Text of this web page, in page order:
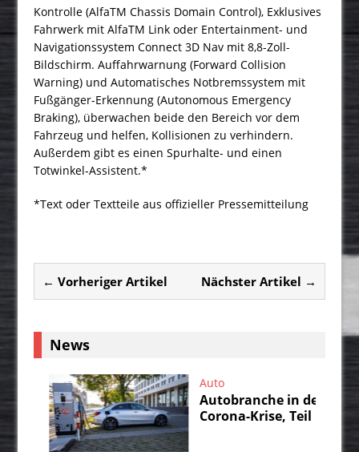
Kontrolle (AlfaTM Chassis Domain Control), Exklusives
Fahrwerk mit AlfaTM Link oder Entertainment- und
Navigationssystem Connect 3D Nav mit 8,8-Zoll-
Bildschirm. Auffahrwarnung (Forward Collision
Warning) und Auto­matisches Notbremssystem mit
Fußgänger-Erkennung (Autonomous Emergency
Braking), überwachen beide den Bereich vor dem
Fahrzeug und helfen, Kollisionen zu verhindern.
Außerdem gibt es einen Spurhalte- und einen
Totwinkel-Assistent.*
*Text oder Textteile aus offizieller Pressemitteilung
← Vorheriger Artikel Nächster Artikel →
News
Auto
Autobranche in der
Corona-Krise, Teil 1